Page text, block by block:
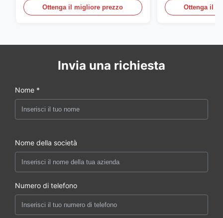
Ottenga il migliore prezzo
sensore
della porta
Ottenga il
Invia una richiesta
Nome *
Nome della società
Numero di telefono